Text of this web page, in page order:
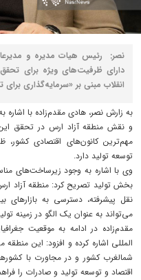
نصر: رئیس هیات مدیره و
دارای ظرفیت‌های ویژه برای
انقلاب مبنی بر «سرمایه‌گذاری
به زارش نصر، هادی مقدم‌زاده با اشاره
و نقش منطقه آزاد ارس در تحقق این
مهم‌ترین کانون‌های اقتصادی کشور،
توسعه تولید دارد.
وی با اشاره به وجود زیرساخت‌های
بخش تولید تصریح کرد: منطقه آزاد
نقل پیشرفته، دسترسی به بازارهای
می‌تواند به عنوان یک الگو در زمینه
مقدم‌زاده در ادامه به موقعیت
المللی اشاره کرده و افزود: این
شمالغرب کشور و در مجاورت با
اقتصاد و توسعه تولید و صادرات را